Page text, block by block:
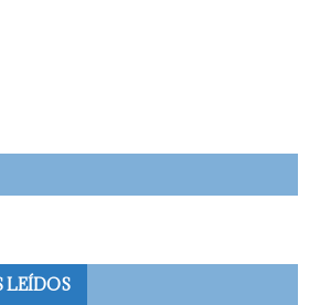
LEÍDOS